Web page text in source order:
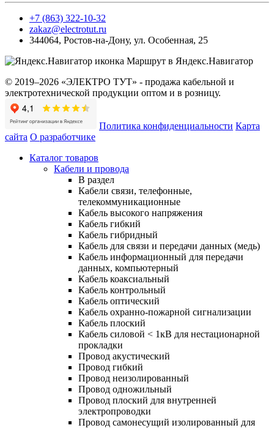
+7 (863) 322-10-32
zakaz@electrotut.ru
344064, Ростов-на-Дону, ул. Особенная, 25
Маршрут в Яндекс.Навигатор
© 2019–2026 «ЭЛЕКТРО ТУТ» - продажа кабельной и
электротехнической продукции оптом и в розницу.
Политика конфиденциальности Карта
сайта О разработчике
Каталог товаров
Кабели и провода
В раздел
Кабели связи, телефонные,
телекоммуникационные
Кабель высокого напряжения
Кабель гибкий
Кабель гибридный
Кабель для связи и передачи данных (медь)
Кабель информационный для передачи
данных, компьютерный
Кабель коаксиальный
Кабель контрольный
Кабель оптический
Кабель охранно-пожарной сигнализации
Кабель плоский
Кабель силовой < 1кВ для нестационарной
прокладки
Провод акустический
Провод гибкий
Провод неизолированный
Провод одножильный
Провод плоский для внутренней
электропроводки
Провод самонесущий изолированный для